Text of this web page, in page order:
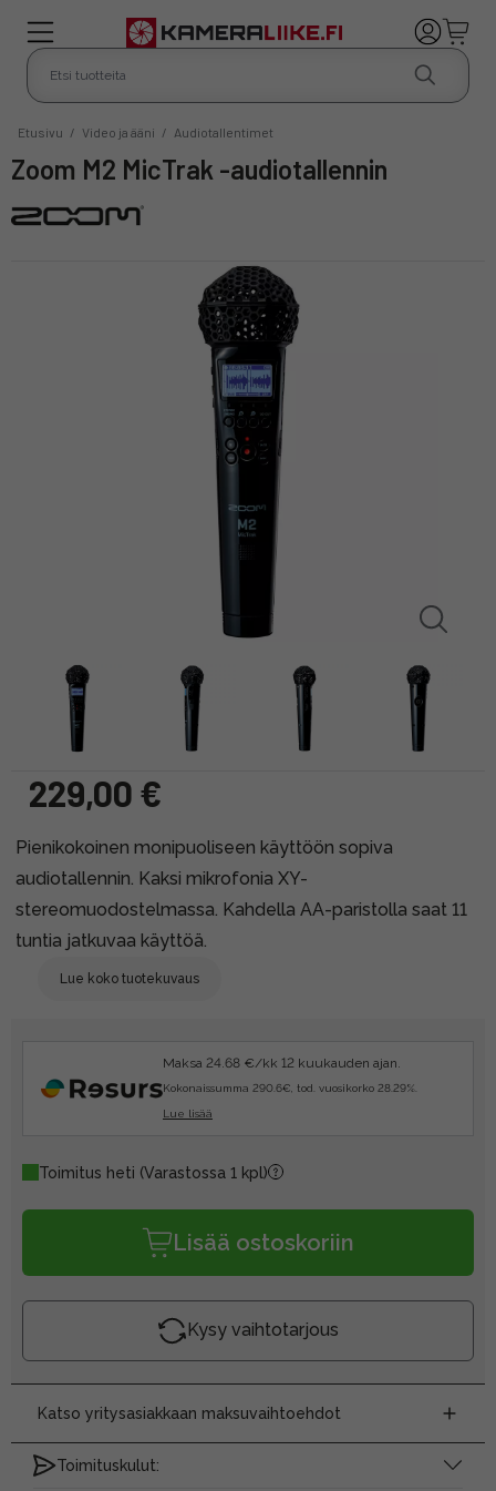
Etusivu / Video ja ääni / Audiotallentimet
Zoom M2 MicTrak -audiotallennin
229,00 €
Pienikokoinen monipuoliseen käyttöön sopiva
audiotallennin. Kaksi mikrofonia XY-
stereomuodostelmassa. Kahdella AA-paristolla saat 11
tuntia jatkuvaa käyttöä.
Lue koko tuotekuvaus
Maksa 24.68 €/kk 12 kuukauden ajan.
Kokonaissumma 290.6€, tod. vuosikorko 28.29%.
Lue lisää
Toimitus heti (Varastossa 1 kpl)
Lisää ostoskoriin
Kysy vaihtotarjous
Katso yritysasiakkaan maksuvaihtoehdot
Toimituskulut: